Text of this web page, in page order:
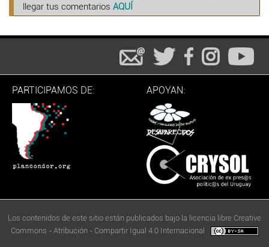
llegar tus comentarios AQUÍ
PARTICIPAMOS DE: APOYAN:
Los contenidos de este sitio están publicados bajo la licencia libre Creative
Commons - Atribución - Compartir Igual 4.0 Internacional